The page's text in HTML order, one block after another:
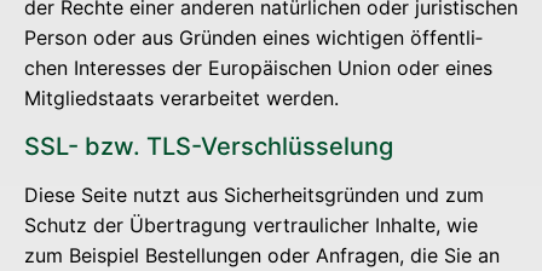
der Rech­te einer ande­ren natür­li­chen oder juris­ti­schen
Per­son oder aus Grün­den eines wich­ti­gen öffent­li­
chen Inter­es­ses der Euro­päi­schen Uni­on oder eines
Mit­glied­staats ver­ar­bei­tet werden.
SSL- bzw. TLS-Verschlüsselung
Die­se Sei­te nutzt aus Sicher­heits­grün­den und zum
Schutz der Über­tra­gung ver­trau­li­cher Inhal­te, wie
zum Bei­spiel Bestel­lun­gen oder Anfra­gen, die Sie an